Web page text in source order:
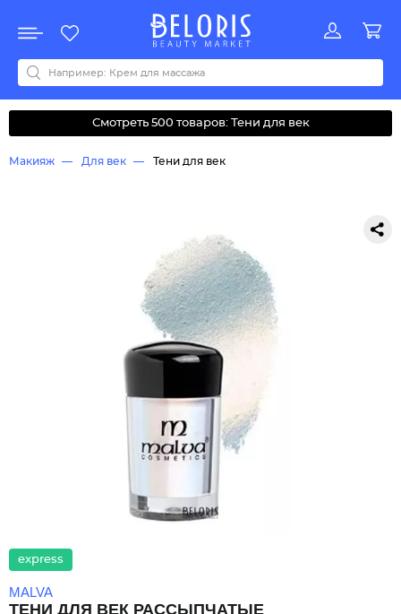
Акции
Все бренды
0-9ABCDEFGHIJKLMNOPQRSTUVWYZАБВДЗИМОКЛНПРСТУФ
Смотреть 500 товаров: Тени для век
Макияж Для век Тени для век
express
MALVA
ТЕНИ ДЛЯ ВЕК РАССЫПЧАТЫЕ